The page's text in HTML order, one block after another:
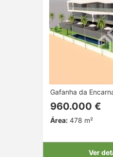
Gafanha da
960.000 €
Área:478 m²
Ver